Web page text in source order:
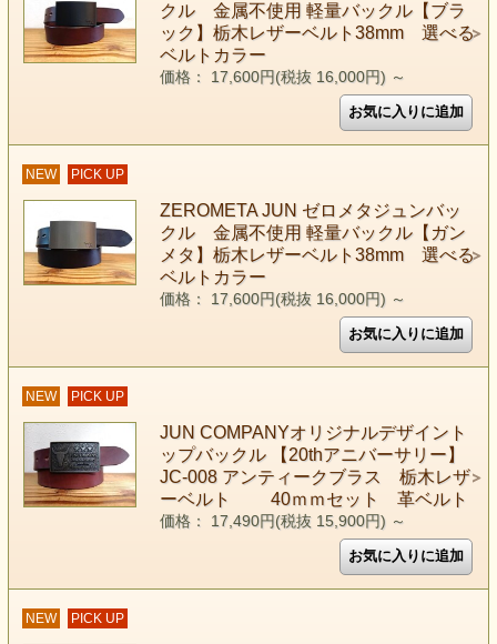
クル 金属不使用 軽量バックル【ブラ
ック】栃木レザーベルト38mm 選べる
ベルトカラー
価格： 17,600円(税抜 16,000円) ～
NEW PICK UP
ZEROMETA JUN ゼロメタジュンバッ
クル 金属不使用 軽量バックル【ガン
メタ】栃木レザーベルト38mm 選べる
ベルトカラー
価格： 17,600円(税抜 16,000円) ～
NEW PICK UP
JUN COMPANYオリジナルデザイント
ップバックル 【20thアニバーサリー】
JC-008 アンティークブラス 栃木レザ
ーベルト 40ｍｍセット 革ベルト
価格： 17,490円(税抜 15,900円) ～
NEW PICK UP